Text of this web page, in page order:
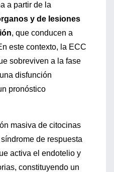
a partir de la
y de lesiones
, que conducen a
este contexto, la ECC
sobreviven a la fase
disfunción
pronóstico
masiva de citocinas
de respuesta
activa el endotelio y
constituyendo un